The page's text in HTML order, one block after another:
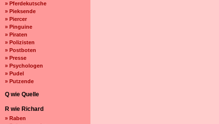
» Pferdekutsche
» Pieksende
» Piercer
» Pinguine
» Piraten
» Polizisten
» Postboten
» Presse
» Psychologen
» Pudel
» Putzende
Q wie Quelle
R wie Richard
» Raben